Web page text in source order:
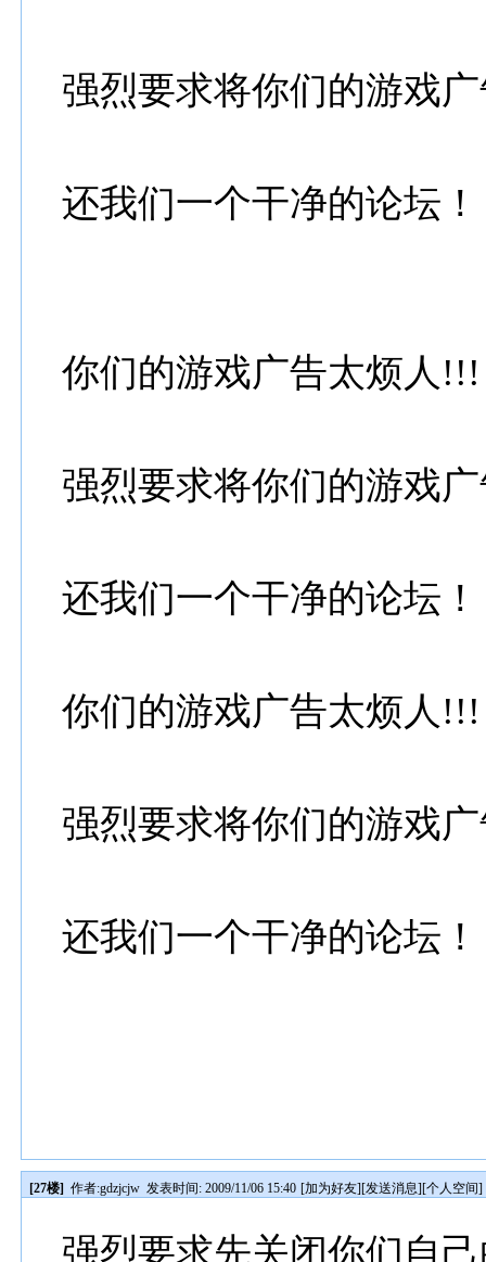
强烈要求将你们的游戏
还我们一个干净的论坛
你们的游戏广告太烦人!!!
强烈要求将你们的游戏
还我们一个干净的论坛
你们的游戏广告太烦人!!!
强烈要求将你们的游戏
还我们一个干净的论坛
[27楼] 作者:gdzjcjw 发表时间: 2009/11/06 15:40 [加为好友][发送消息][个人空间]
强烈要求先关闭你们自